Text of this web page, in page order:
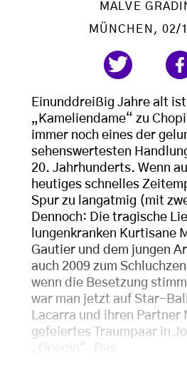
MALVE
MÜNCHEN , 02/
Einunddreißig Jahre alt
„Kameliendame“ zu
immer noch eines der
sehenswertesten
20. Jahrhunderts. Wenn
heutiges schnelles
Spur zu langatmig (mit
Dennoch: Die tragische
lungenkranken Kurtisane
Gautier und dem jungen
auch 2009 zum
wenn die Besetzung
war man jetzt auf Star-
Lacarra und ihren Partner
gefeiertes Traumpaar in
„Onegin“. Das